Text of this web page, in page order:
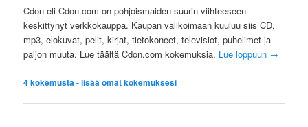
Cdon eli Cdon.com on pohjoismaiden suurin viihteeseen
keskittynyt verkkokauppa. Kaupan valikoimaan kuuluu siis CD,
mp3, elokuvat, pelit, kirjat, tietokoneet, televisiot, puhelimet ja
paljon muuta. Lue täältä Cdon.com kokemuksia. Lue loppuun →
4kokemusta - lisää omat kokemuksesi